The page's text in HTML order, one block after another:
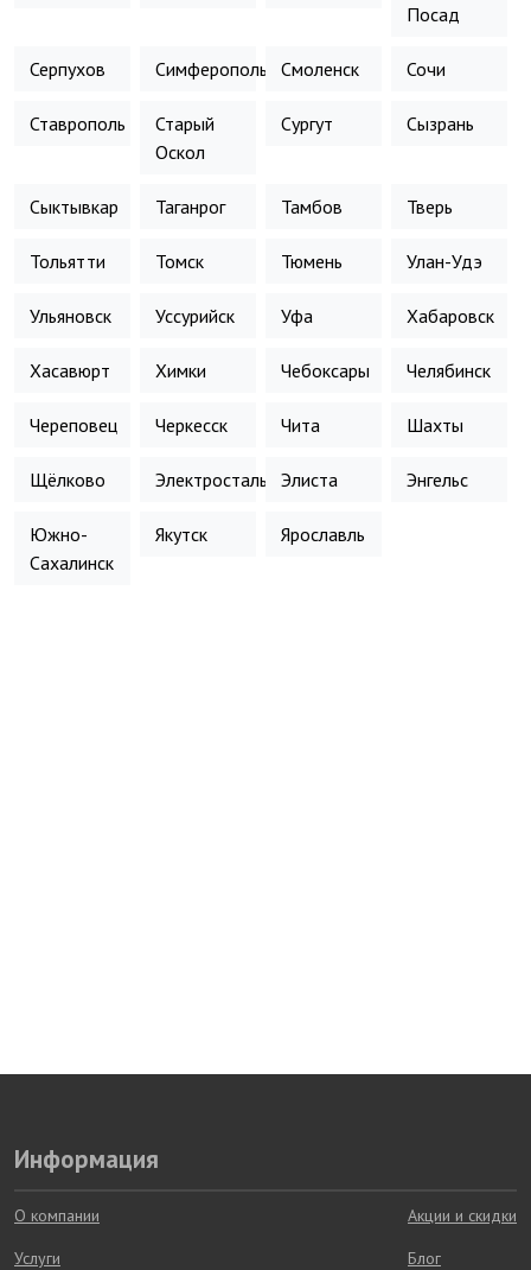
Посад
Серпухов Симферополь Смоленск Сочи
Ставрополь
Старый
Оскол
Сургут Сызрань
Сыктывкар Таганрог Тамбов Тверь
Тольятти Томск Тюмень Улан-Удэ
Ульяновск Уссурийск Уфа Хабаровск
Хасавюрт Химки Чебоксары Челябинск
Череповец Черкесск Чита Шахты
Щёлково Электросталь Элиста Энгельс
Южно-
Сахалинск
Якутск Ярославль
Информация
О компании
Услуги
Акции и скидки
Блог